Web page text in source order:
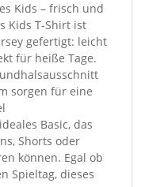
Kids – frisch und
Kids T-Shirt ist
gefertigt: leicht
für heiße Tage.
sorgen für eine
Basic, das
Shorts oder
können. Egal ob
Spieltag, dieses